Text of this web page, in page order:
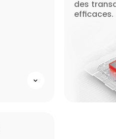
des
efficaces.